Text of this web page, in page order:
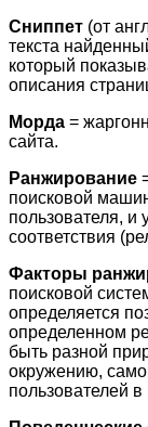
Сниппет (от
текста
который
описания
Морда =
сайта.
Ранжирование
поисковой
пользователя, и
соответствия
Факторы
поисковой
определяется
определенном
быть разной
окружению,
пользователей в